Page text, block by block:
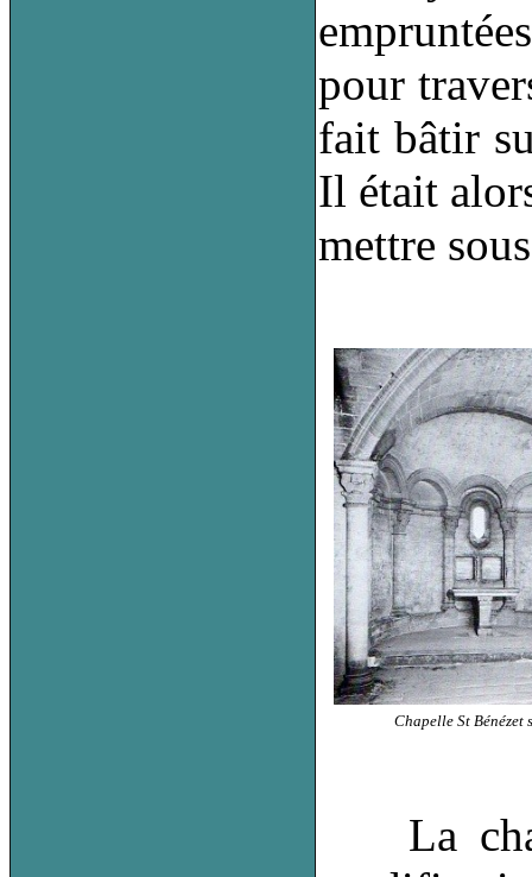
pour
fait bâtir
Il était
mettre
Chapelle St Bénézet
La